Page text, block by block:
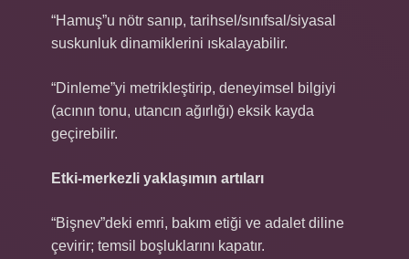
“Hamuş”u nötr sanıp, tarihsel/sınıfsal/siyasal
suskunluk dinamiklerini ıskalayabilir.
“Dinleme”yi metrikleştirip, deneyimsel bilgiyi
(acının tonu, utancın ağırlığı) eksik kayda
geçirebilir.
Etki-merkezli yaklaşımın artıları
“Bişnev”deki emri, bakım etiği ve adalet diline
çevirir; temsil boşluklarını kapatır.